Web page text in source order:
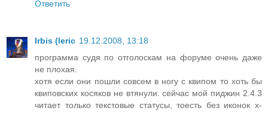
Ответить
Irbis (leric 19.12.2008, 13:18
программа судя по отголоскам на форуме очень даже
не плохая.
хотя если они пошли совсем в ногу с квипом то хоть бы
квиповских косяков не втянули. сейчас мой пиджин 2.4.3
читает только текстовые статусы, тоесть без иконок х-